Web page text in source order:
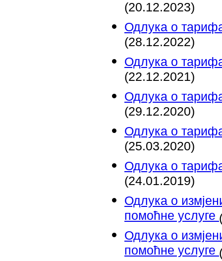
(20.12.2023)
Одлука о
(28.12.2022)
Одлука о
(22.12.2021)
Одлука о
(29.12.2020)
Одлука о
(25.03.2020)
Одлука о
(24.01.2019)
Одлука о
помоћне услуге
Одлука о
помоћне услуге